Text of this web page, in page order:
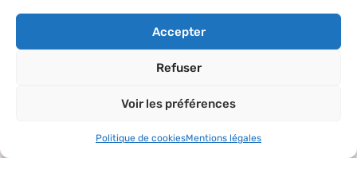
Accepter
Refuser
Voir les préférences
Politique de cookiesMentions légales
Rencontres
Activités et
réseau